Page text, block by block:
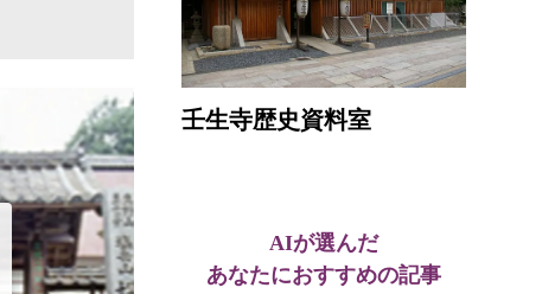
壬生寺歴史資料室
AIが選んだ
あなたにおすすめの記事